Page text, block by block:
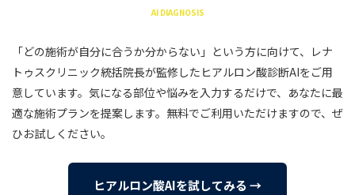
AI DIAGNOSIS
「どの施術が自分に合うか分からない」という方に向けて、レナ
トゥスクリニック統括院長が監修したヒアルロン酸診断AIをご用
意しています。気になる部位や悩みを入力するだけで、あなたに最
適な施術プランを提案します。無料でご利用いただけますので、ぜ
ひお試しください。
ヒアルロン酸AIを試してみる →